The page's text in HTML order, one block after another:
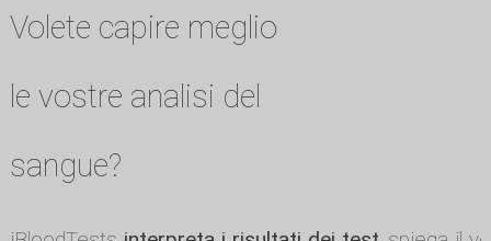
Volete capire meglio
le vostre analisi del
sangue?